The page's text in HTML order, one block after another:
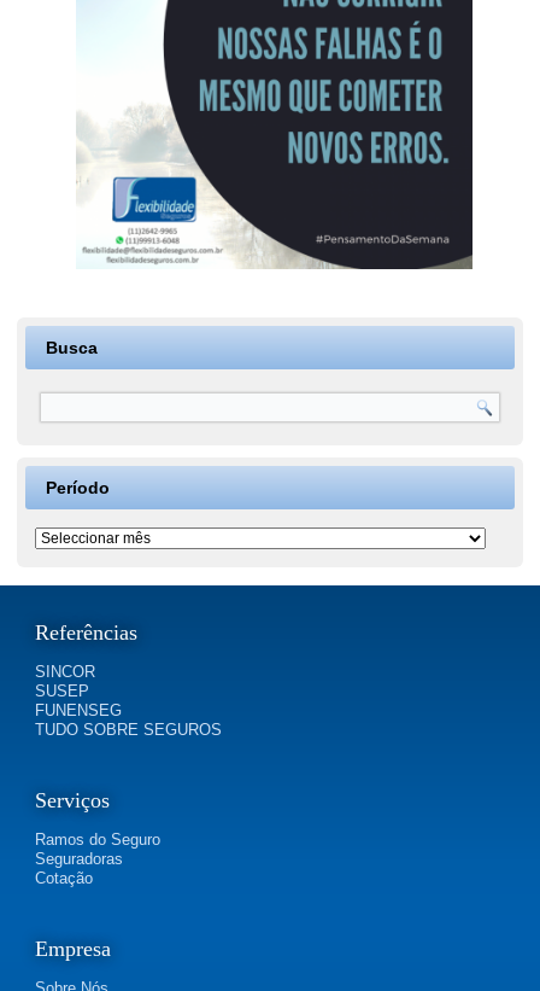
Busca
Período
Período
Referências
SINCOR
SUSEP
FUNENSEG
TUDO SOBRE SEGUROS
Serviços
Ramos do Seguro
Seguradoras
Cotação
Empresa